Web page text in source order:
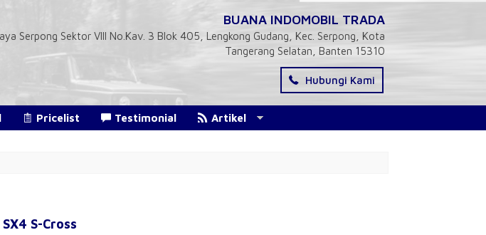
BUANA INDOMOBIL TRADA
Serpong Sektor VIII No.Kav. 3 Blok 405, Lengkong Gudang, Kec. Serpong, Kota
Tangerang Selatan, Banten 15310
Hubungi Kami
Pricelist Testimonial Artikel
S-Cross